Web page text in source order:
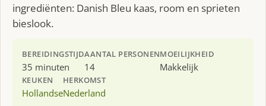
ingrediënten: Danish Bleu kaas, room en sprieten
bieslook.
BEREIDINGSTIJD
35 minuten
AANTAL PERSONEN
14
MOEILIJKHEID
Makkelijk
KEUKEN
Hollandse
HERKOMST
Nederland